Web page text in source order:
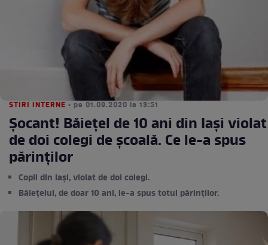
STIRI INTERNE • pe 01.09.2020 la 13:51
Șocant! Băiețel de 10 ani din Iași violat
de doi colegi de școală. Ce le-a spus
părinților
Copil din Iași, violat de doi colegi.
Băiețelul, de doar 10 ani, le-a spus totul părinților.